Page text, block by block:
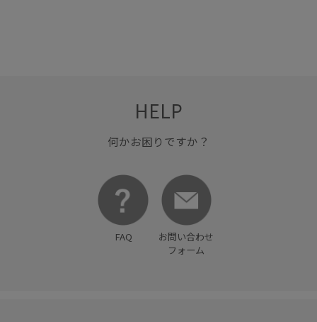
HELP
何かお困りですか？
FAQ
お問い合わせ
フォーム